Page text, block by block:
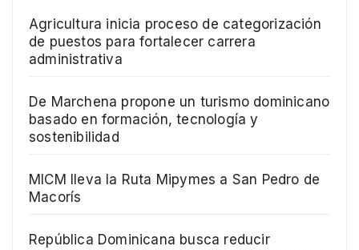
Agricultura inicia proceso de categorización
de puestos para fortalecer carrera
administrativa
De Marchena propone un turismo dominicano
basado en formación, tecnología y
sostenibilidad
MICM lleva la Ruta Mipymes a San Pedro de
Macorís
República Dominicana busca reducir